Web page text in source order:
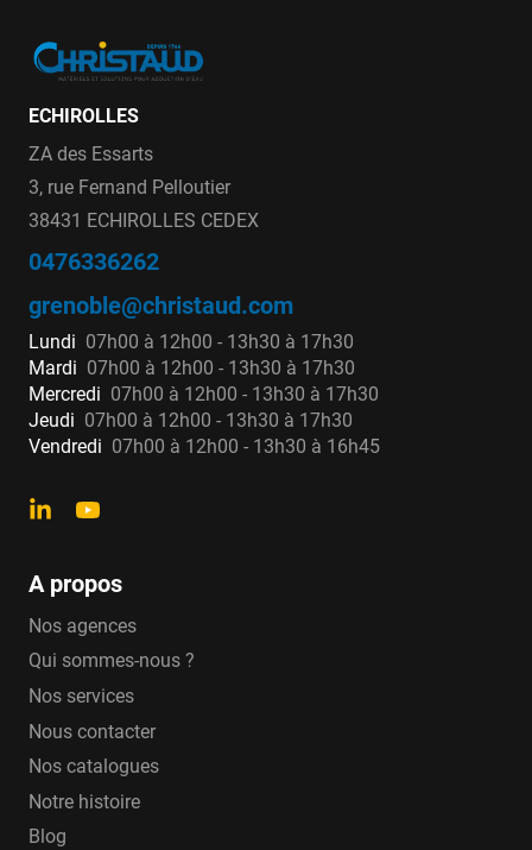
ECHIROLLES
ZA des Essarts
3, rue Fernand Pelloutier
38431 ECHIROLLES CEDEX
0476336262
grenoble@christaud.com
Lundi 07h00 à 12h00 - 13h30 à 17h30
Mardi 07h00 à 12h00 - 13h30 à 17h30
Mercredi 07h00 à 12h00 - 13h30 à 17h30
Jeudi 07h00 à 12h00 - 13h30 à 17h30
Vendredi 07h00 à 12h00 - 13h30 à 16h45
A propos
Nos agences
Qui sommes-nous ?
Nos services
Nous contacter
Nos catalogues
Notre histoire
Blog